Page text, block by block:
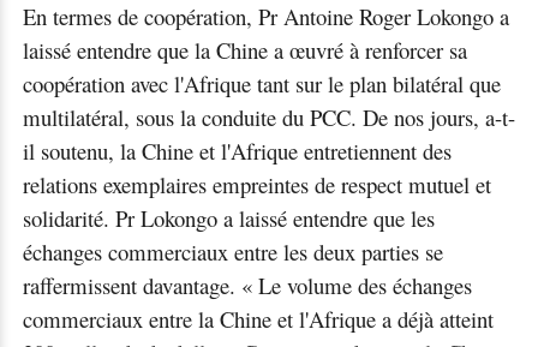
En termes de coopération, Pr Antoine Roger Lokongo a
laissé entendre que la Chine a œuvré à renforcer sa
coopération avec l'Afrique tant sur le plan bilatéral que
multilatéral, sous la conduite du PCC. De nos jours, a-t-
il soutenu, la Chine et l'Afrique entretiennent des
relations exemplaires empreintes de respect mutuel et
solidarité. Pr Lokongo a laissé entendre que les
échanges commerciaux entre les deux parties se
raffermissent davantage. « Le volume des échanges
commerciaux entre la Chine et l'Afrique a déjà atteint